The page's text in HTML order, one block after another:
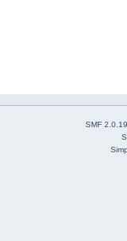
SMF 2.0.19